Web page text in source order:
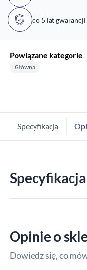
do 5 lat gwarancji
Powiązane kategorie
Główna
Specyfikacja
Specyfikacja
Opinie o
Dowiedz się, co